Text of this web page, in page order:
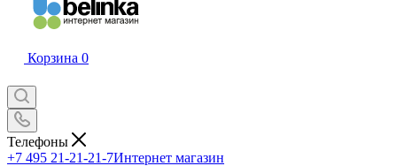
Корзина 0
Телефоны
+7 495 21-21-21-7Интернет магазин